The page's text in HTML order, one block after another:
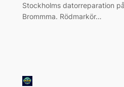
Stockholms datorreparation
Brommma. Rödmarkör…